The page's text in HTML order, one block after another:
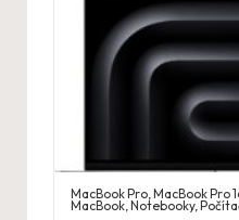
MacBook Pro ,MacBook Pro
MacBook ,Notebooky,